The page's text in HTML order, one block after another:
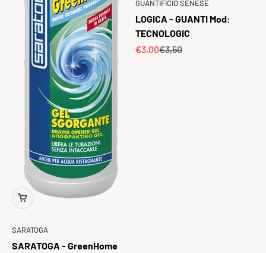
SARATOGA
SARATOGA - GreenHome
GUANTIFICIO SENESE
LOGICA - GUANTI Mod:
TECNOLOGIC
Prezzo scontato
€3,00Prezzo
€3,50